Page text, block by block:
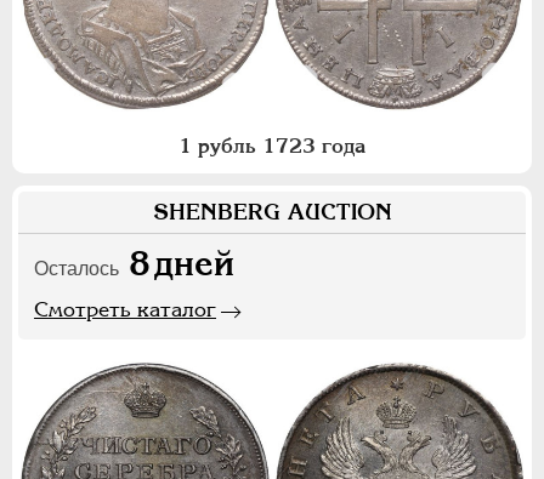
1 рубль 1723 года
SHENBERG AUCTION
Осталось 8дней
Смотреть каталог